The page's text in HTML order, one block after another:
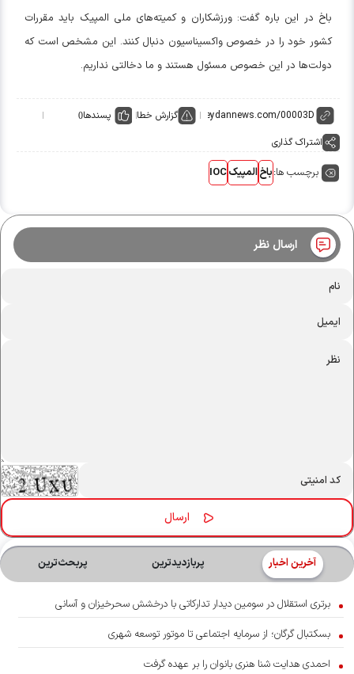
باخ در این باره گفت: ورزشکاران و کمیته‌های ملی المپیک باید مقررات
کشور خود را در خصوص واکسیناسیون دنبال کنند. این مشخص است که
دولت‌ها در این خصوص مسئول هستند و ما دخالتی نداریم.
گزارش خطا پسندها0
اشتراک گذاری
برچسب ها:باخالمپیکIOC
ارسال نظر
آخرین اخبار پربازدیدترین پربحث‌ترین‌
برتری استقلال در سومین دیدار تدارکاتی با درخشش سحرخیزان و آسانی
بسکتبال گرگان؛ از سرمایه اجتماعی تا موتور توسعه شهری
احمدی هدایت شنا هنری بانوان را بر عهده گرفت